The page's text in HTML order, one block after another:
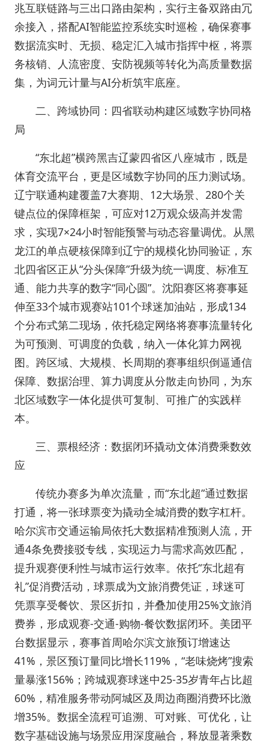
兆互联链路与三出口路由架构，实行主备双路由冗
余接入，搭配AI智能监控系统实时巡检，确保赛事
数据流实时、无损、稳定汇入城市指挥中枢，将票
务核销、人流密度、安防视频等转化为高质量数据
集，为词元计量与AI分析筑牢底座。
二、跨域协同：四省联动构建区域数字协同格
局
“东北超”横跨黑吉辽蒙四省区八座城市，既是
体育交流平台，更是区域数字协同的压力测试场。
辽宁联通构建覆盖7大赛期、12大场景、280个关
键点位的保障框架，可应对12万观众级高并发需
求，实现7×24小时智能预警与动态容量调优。从黑
龙江的单点硬核保障到辽宁的规模化协同验证，东
北四省区正从“分头保障”升级为统一调度、标准互
通、能力共享的数字“同心圆”。沈阳赛区将赛事延
伸至33个城市观赛站101个球迷加油站，形成134
个分布式第二现场，依托稳定网络将赛事流量转化
为可预测、可调度的负载，纳入一体化算力网视
图。跨区域、大规模、长周期的赛事组织倒逼通信
保障、数据治理、算力调度从分散走向协同，为东
北区域数字一体化提供可复制、可推广的实践样
本。
三、票根经济：数据闭环撬动文体消费乘数效
应
传统办赛多为单次流量，而“东北超”通过数据
打通，将一张球票变为撬动全城消费的数字杠杆。
哈尔滨市交通运输局依托大数据精准预测人流，开
通4条免费接驳专线，实现运力与需求高效匹配，
提升观赛便利性与城市运行效率。依托“东北超有
礼”促消费活动，球票成为文旅消费凭证，球迷可
凭票享受餐饮、景区折扣，并叠加使用25%文旅消
费券，形成观赛-交通-购物-餐饮数据闭环。美团平
台数据显示，赛事首周哈尔滨文旅预订增速达
41%，景区预订量同比增长119%，“老味烧烤”搜索
量暴涨156%；跨城观赛球迷中25-35岁青年占比超
60%，精准服务带动阿城区及周边商圈消费环比激
增35%。数据全流程可追溯、可对账、可优化，让
数字基础设施与场景应用深度融合，释放显著乘数